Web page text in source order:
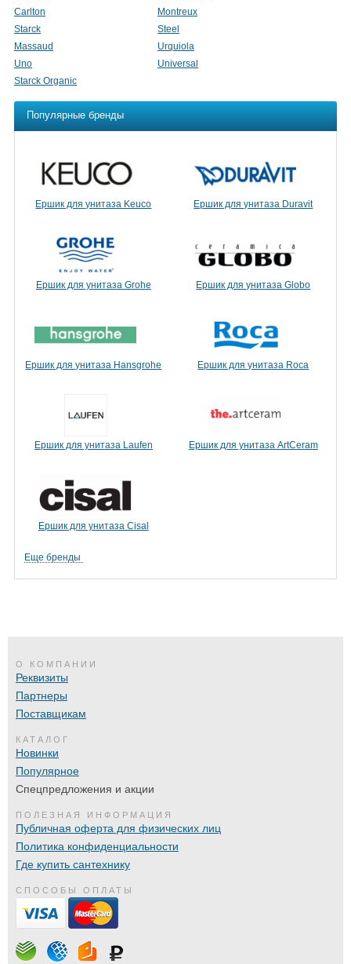
Carlton
Montreux
Starck
Steel
Massaud
Urquiola
Uno
Universal
Starck Organic
Популярные бренды
Ершик для унитаза Keuco Ершик для унитаза Duravit
Ершик для унитаза Grohe Ершик для унитаза Globo
Ершик для унитаза Hansgrohe Ершик для унитаза Roca
Ершик для унитаза Laufen Ершик для унитаза ArtCeram
Ершик для унитаза Cisal
Еще бренды
О КОМПАНИИ
Реквизиты
Партнеры
Поставщикам
КАТАЛОГ
Новинки
Популярное
Спецпредложения и акции
ПОЛЕЗНАЯ ИНФОРМАЦИЯ
Публичная оферта для физических лиц
Политика конфиденциальности
Где купить сантехнику
СПОСОБЫ ОПЛАТЫ